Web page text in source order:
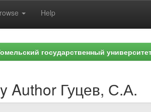
Help
государственный
Author Гуцев, С.А.